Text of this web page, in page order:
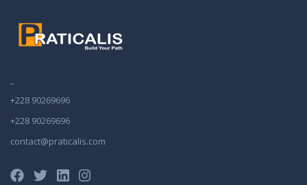
+228 90269696
+228 90269696
contact@praticalis.com